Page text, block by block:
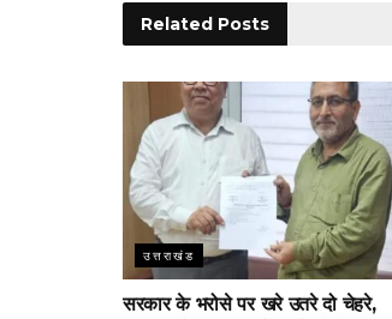
Related Posts
उत्तराखंड
सरकार के भरोसे पर खरे उतरे दो चेहरे,